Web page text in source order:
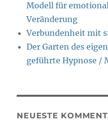
Modell für
Veränderung
Verbundenheit mit
Der Garten des
geführte Hypnose /
NEUESTE